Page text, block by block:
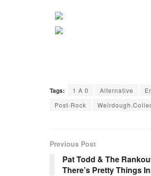
Tags: 1 A 0 Alternative
Post-Rock
Previous Post
Pat Todd & The
There’s Pretty Things